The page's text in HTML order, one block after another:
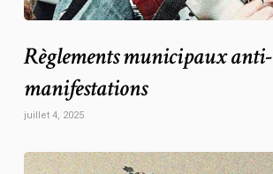
Règlements municipaux anti-
manifestations
juillet 4, 2025